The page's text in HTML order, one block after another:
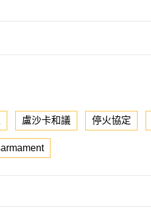
盧沙卡和議 停火協定